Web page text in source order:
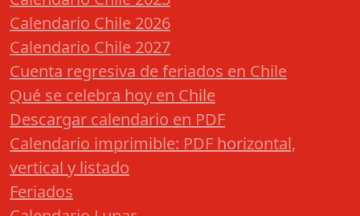
Calendario Chile 2026
Calendario Chile 2027
Cuenta regresiva de feriados en Chile
Qué se celebra hoy en Chile
Descargar calendario en PDF
Calendario imprimible: PDF horizontal,
vertical y listado
Feriados